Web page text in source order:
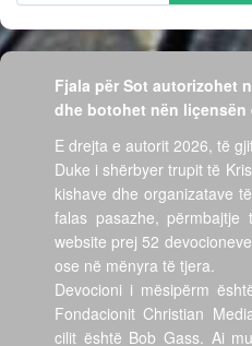
Fjala për Sot autorizohet
dhe botohet nën liçensën
E drejta e autorit 2026, të
Duke i shërbyer trupit të
kishave dhe organizatave
falas pasazhe, përmbajtje
website prej 52
ose në mënyra të tjera.
Devocioni i mësipërm
Fondacionit Christian
cilit është Bob Gass. Ai